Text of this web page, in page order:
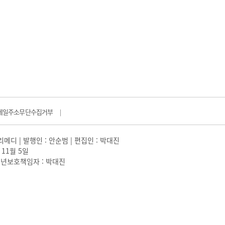
일주소무단수집거부 |
디 | 발행인 : 안순범 | 편집인 : 박대진
월 5일
보호책임자 : 박대진